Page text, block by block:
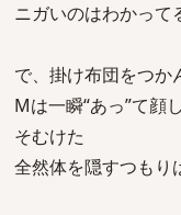
ニガいのはわかって
で、掛け布団をつか
Mは一瞬“あっ”て顔
そむけた
全然体を隠すつもり